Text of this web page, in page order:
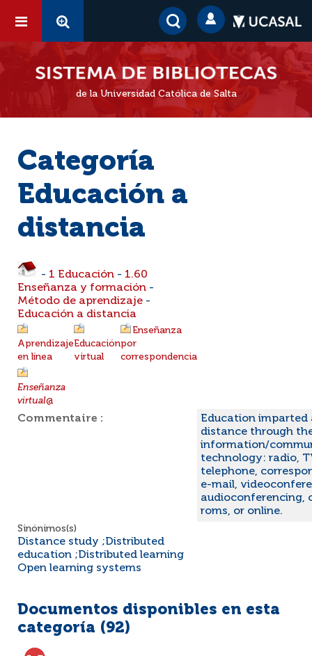
de la Universidad Católica de Salta
Categoría
Educación a
distancia
- 1 Educación - 1.60
Enseñanza y formación -
Método de aprendizaje -
Educación a distancia
Aprendizaje
en línea
Educación
virtual
Enseñanza
por
correspondencia
Enseñanza
virtual@
Commentaire :
Education imparted
distance through
information/
technology: radio,
telephone,
e-mail,
audioconferencing,
roms, or online.
Sinónimos(s)
Distance study ;Distributed
education ;Distributed learning
Open learning systems
Documentos disponibles en esta
categoría (92)